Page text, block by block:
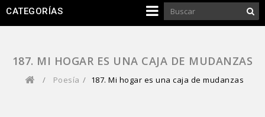
CATEGORÍAS
187. MI HOGAR ES UNA CAJA DE MUDANZAS
/ Poesía / 187. Mi hogar es una caja de mudanzas